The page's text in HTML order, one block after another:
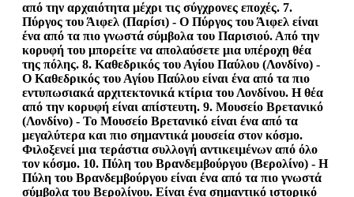
από την αρχαιότητα μέχρι τις σύγχρονες εποχές. 7.
Πύργος του Άιφελ (Παρίσι) - Ο Πύργος του Άιφελ είναι
ένα από τα πιο γνωστά σύμβολα του Παρισιού. Από την
κορυφή του μπορείτε να απολαύσετε μια υπέροχη θέα
της πόλης. 8. Καθεδρικός του Αγίου Παύλου (Λονδίνο) -
Ο Καθεδρικός του Αγίου Παύλου είναι ένα από τα πιο
εντυπωσιακά αρχιτεκτονικά κτίρια του Λονδίνου. Η θέα
από την κορυφή είναι απίστευτη. 9. Μουσείο Βρετανικό
(Λονδίνο) - Το Μουσείο Βρετανικό είναι ένα από τα
μεγαλύτερα και πιο σημαντικά μουσεία στον κόσμο.
Φιλοξενεί μια τεράστια συλλογή αντικειμένων από όλο
τον κόσμο. 10. Πύλη του Βρανδεμβούργου (Βερολίνο) - Η
Πύλη του Βρανδεμβούργου είναι ένα από τα πιο γνωστά
σύμβολα του Βερολίνου. Είναι ένα σημαντικό ιστορικό